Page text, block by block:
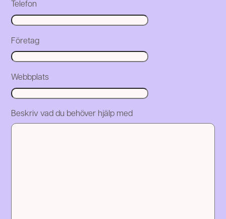
Telefon
Företag
Webbplats
Beskriv vad du behöver hjälp med